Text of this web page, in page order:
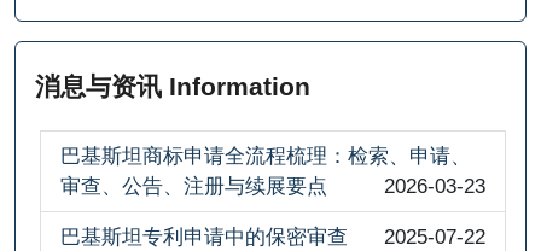
消息与资讯 Information
巴基斯坦商标申请全流程梳理：检索、申请、
审查、公告、注册与续展要点
2026-03-23
巴基斯坦专利申请中的保密审查 2025-07-22